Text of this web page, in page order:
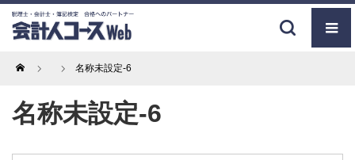
Home 名称未設定-6
名称未設定-6